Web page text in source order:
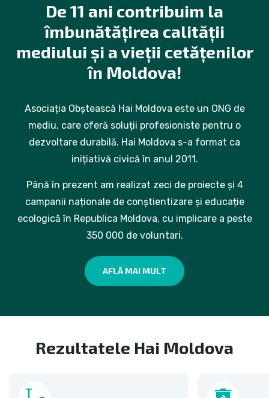
De 11 ani contribuim la
îmbunătățirea calității
mediului și a vieții cetățenilor
în Moldova!
Asociația Obștească Hai Moldova este un ONG de
mediu, care oferă soluții profesioniste pentru o
dezvoltare durabilă. Hai Moldova s-a format ca
inițiativă civică în anul 2011.
Până în prezent am realizat zeci de proiecte și 4
campanii naționale de conștientizare și educație
ecologică în Republica Moldova, cu implicare a peste
350 000 de voluntari.
AFLĂ MAI MULT
Rezultatele Hai Moldova